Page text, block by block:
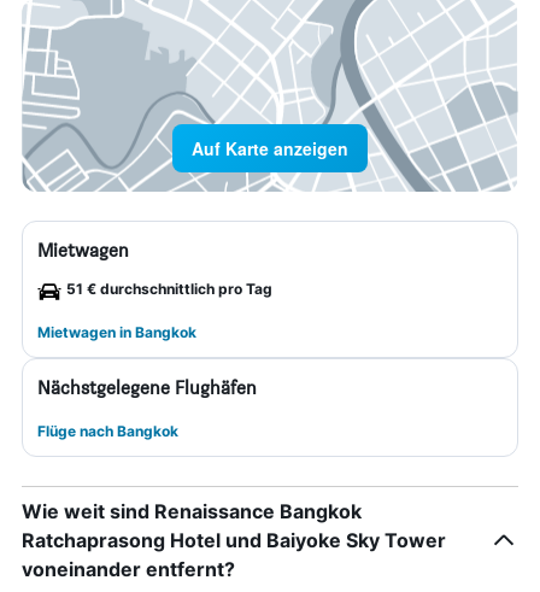
Auf Karte anzeigen
Mietwagen
51 € durchschnittlich pro Tag
Mietwagen in Bangkok
Nächstgelegene Flughäfen
Flüge nach Bangkok
Wie weit sind Renaissance Bangkok
Ratchaprasong Hotel und Baiyoke Sky Tower
voneinander entfernt?